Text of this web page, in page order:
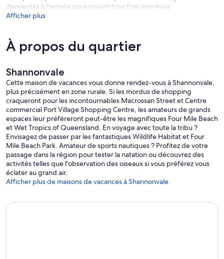
Vous entrerez en contact avec certains animaux de la ferme de la
grands animaux, un temps d'alimentation peut être organisé.
demandés à l'arrivée pour couvrir tous frais imprévus
Afficher plus
À propos du quartier
Shannonvale
Cette maison de vacances vous donne rendez-vous à Shannonvale,
plus précisément en zone rurale. Si les mordus de shopping
craqueront pour les incontournables Macrossan Street et Centre
commercial Port Village Shopping Centre, les amateurs de grands
espaces leur préfèreront peut-être les magnifiques Four Mile Beach
et Wet Tropics of Queensland. En voyage avec toute la tribu ?
Envisagez de passer par les fantastiques Wildlife Habitat et Four
Mile Beach Park. Amateur de sports nautiques ? Profitez de votre
passage dans la région pour tester la natation ou découvrez des
activités telles que l'observation des oiseaux si vous préférez vous
éclater au grand air.
Afficher plus de maisons de vacances à Shannonvale